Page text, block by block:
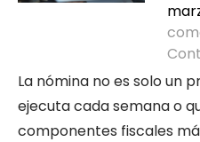
La nómina no es solo un
ejecuta cada semana o
componentes fiscales